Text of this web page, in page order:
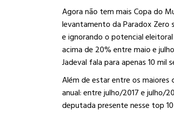
Agora não tem mais Copa do
levantamento da Paradox
e ignorando o potencial
acima de 20% entre maio e
Jadeval fala para apenas 10 mil
Além de estar entre os
anual: entre julho/2017 e julho/
deputada presente nesse top